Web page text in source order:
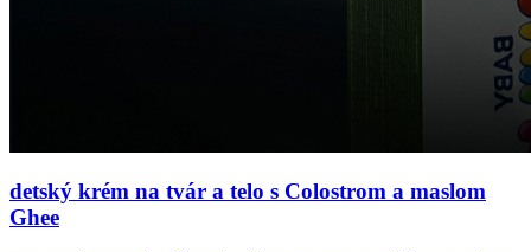
detský krém na tvár a telo s Colostrom a maslom
Ghee